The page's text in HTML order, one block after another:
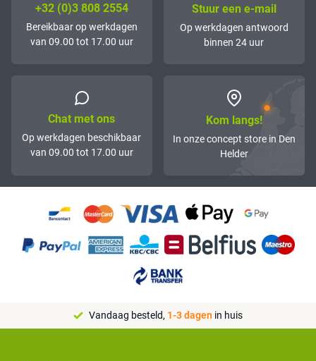
+32 (0)3 808 2554
Bereikbaar op werkdagen
van 09.00 tot 17.00 uur
Stuur een e-mail
Op werkdagen antwoord
binnen 24 uur
Chat met ons
Op werkdagen beschikbaar
van 09.00 tot 17.00 uur
Kom langs!
In onze concept store in Den
Helder
Vandaag besteld, 1-3 dagen in huis